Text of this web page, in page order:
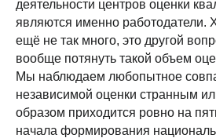
деятельности центров оценки
являются именно работодатели.
ещё не так много, это другой
вообще потянуть такой объем
Мы наблюдаем любопытное
независимой оценки странным
образом приходится ровно на
начала формирования
TELEGRAM